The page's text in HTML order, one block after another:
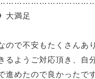
大満足
ので不安もたくさんあ
るようご対応頂き、自
進めたので良かったです